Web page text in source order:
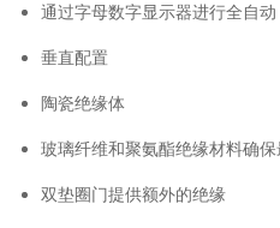
通过字母数字显示器进行全自
垂直配置
陶瓷绝缘体
玻璃纤维和聚氨酯绝缘材料确
双垫圈门提供额外的绝缘